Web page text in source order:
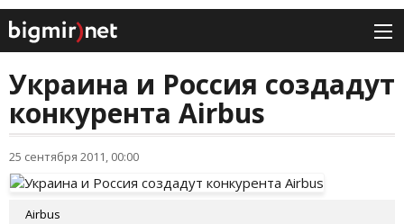
Украина и Россия создадут
конкурента Airbus
25 сентября 2011, 00:00
Airbus